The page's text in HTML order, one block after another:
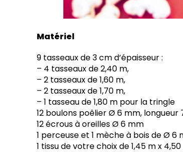
Matériel
9 tasseaux de 3 cm d’épaisseur :
– 4 tasseaux de 2,40 m,
– 2 tasseaux de 1,60 m,
– 2 tasseaux de 1,70 m,
– 1 tasseau de 1,80 m pour la tringle
12 boulons poêlier Ø 6 mm, longueur
12 écrous à oreilles Ø 6 mm
1 perceuse et 1 mèche à bois de Ø 6
1 tissu de votre choix de 1,45 m x